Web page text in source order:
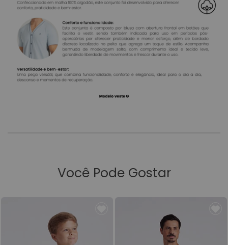
Você Pode Gostar